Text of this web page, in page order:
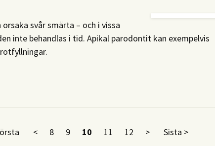
svår smärta – och i vissa
inte behandlas i tid. Apikal parodontit kan exempelvis
< 8 9 10 11 12 > Sista >